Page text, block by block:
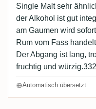
Single Malt sehr
der Alkohol ist gut
am Gaumen wird
Rum vom Fass
Der Abgang ist lang,
fruchtig und
Automatisch übersetzt